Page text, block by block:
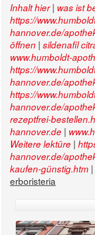
Inhalt hier| was ist
https://
hannover.de/
öffnen | sildenafil
www.humboldt-
https://
hannover.de/
https://
hannover.de/
rezeptfrei-
hannover.de |
Weitere lektüre |
hannover.de/
kaufen-günstig.htm |
erboristeria